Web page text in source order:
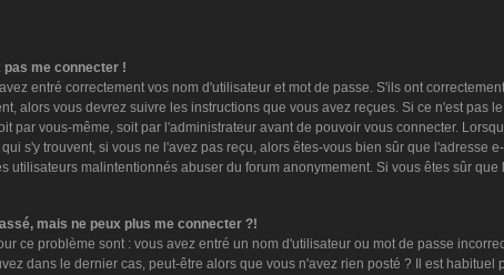
me connecter !
entré correctement vos nom d'utilisateur et mot de passe. S'ils ont
alors vous devrez suivre les instructions que vous avez reçues. Si ce n'est
par vous-même, soit par l'administrateur avant de pouvoir vous connecter.
s'y trouvent, si vous ne l'avez pas reçu, alors êtes-vous bien sûr que
utilisateurs malintentionnés abuser du forum anonymement. Si vous êtes sûr
mais ne peux plus me connecter ?!
ce problème sont : vous avez entré un nom d'utilisateur ou mot de passe
dans le dernier cas, peut-être alors que vous n'avez rien posté ? Il est